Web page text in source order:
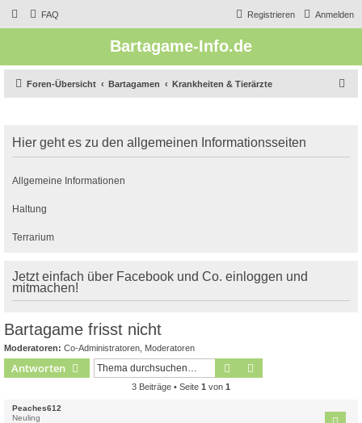
FAQ Anmelden
Registrieren
Bartagame-Info.de
Foren-Übersicht Bartagamen Krankheiten & Tierärzte
e
Hier geht es zu den allgemeinen Informationsseiten
Allgemeine Informationen
Haltung
Terrarium
Jetzt einfach über Facebook und Co. einloggen und
mitmachen!
Bartagame frisst nicht
Moderatoren: Co-Administratoren Moderatoren
Antworten Suche
3 Beiträge • Seite 1 von 1
Peaches612
Neuling